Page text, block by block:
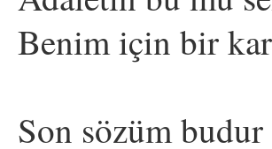
Benim için bir
Son sözüm